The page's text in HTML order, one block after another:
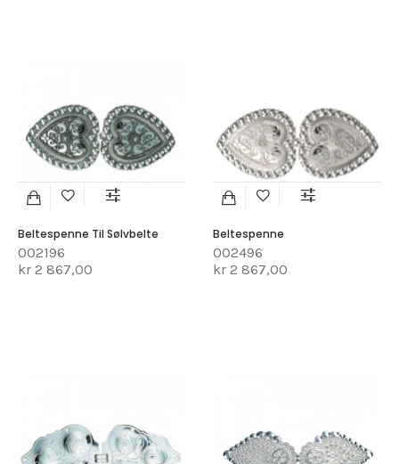
Beltespenne Til Sølvbelte
002196
kr 2 867,00
Beltespenne
002496
kr 2 867,00